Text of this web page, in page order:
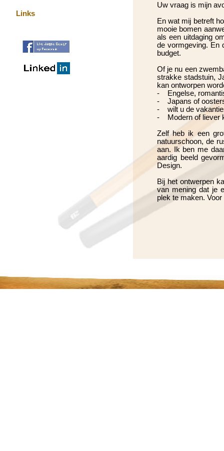
Links
Uw vraag is mijn
En wat mij betreft
mooie bomen
als een uitdaging
de vormgeving. En
budget.
Of je nu een
strakke stadstuin,
kan ontworpen
- Engelse,
- Japans of
- wilt u de
- Modern of liever
Zelf heb ik een
natuurschoon, de
aan. Ik ben me
aardig beeld
Design.
Bij het ontwerpen
van mening dat je
plek te maken.